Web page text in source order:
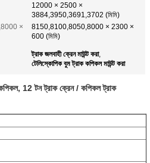
12000 × 2500 ×
3884,3950,3691,3702 (মিমি)
×
8150,8100,8050,8000 × 2300 ×
600 (মিমি)
ট্রাক জলবাহী ক্রেন মাউন্ট করা,
টেলিস্কোপিক বুম ট্রাক কপিকল মাউন্ট করা
12 টন ট্রাক ক্রেন / কপিকল ট্রাক